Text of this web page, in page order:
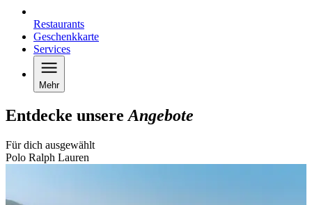
Restaurants
Geschenkkarte
Services
Mehr
Entdecke unsereAngebote
Für dich ausgewählt
Polo Ralph Lauren